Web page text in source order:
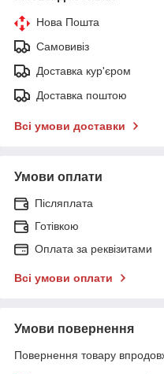
Нова Пошта
Самовивіз
Доставка кур'єром
Доставка поштою
Всі умови доставки
Умови оплати
Післяплата
Готівкою
Оплата за реквізитами
Всі умови оплати
Умови повернення
Повернення товару